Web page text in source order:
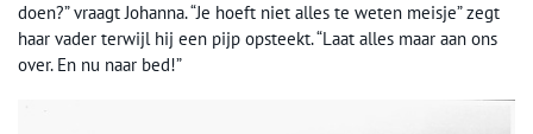
doen?” vraagt Johanna. “Je hoeft niet alles te weten meisje” zegt
haar vader terwijl hij een pijp opsteekt. “Laat alles maar aan ons
over. En nu naar bed!”